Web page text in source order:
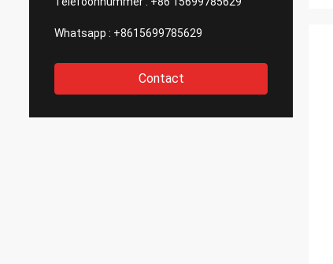
Whatsapp : +8615699785629
Contact